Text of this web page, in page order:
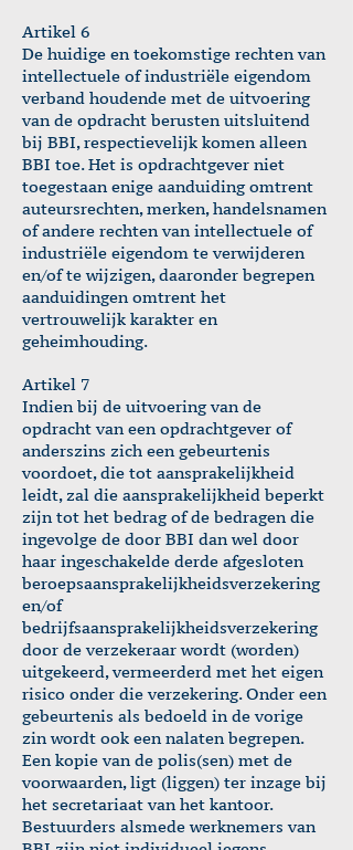
Artikel 6
De huidige en toekomstige rechten van
intellectuele of industriële eigendom
verband houdende met de uitvoering
van de opdracht berusten uitsluitend
bij BBI, respectievelijk komen alleen
BBI toe. Het is opdrachtgever niet
toegestaan enige aanduiding omtrent
auteursrechten, merken, handelsnamen
of andere rechten van intellectuele of
industriële eigendom te verwijderen
en/of te wijzigen, daaronder begrepen
aanduidingen omtrent het
vertrouwelijk karakter en
geheimhouding.
Artikel 7
Indien bij de uitvoering van de
opdracht van een opdrachtgever of
anderszins zich een gebeurtenis
voordoet, die tot aansprakelijkheid
leidt, zal die aansprakelijkheid beperkt
zijn tot het bedrag of de bedragen die
ingevolge de door BBI dan wel door
haar ingeschakelde derde afgesloten
beroepsaansprakelijkheidsverzekering
en/of
bedrijfsaansprakelijkheidsverzekering
door de verzekeraar wordt (worden)
uitgekeerd, vermeerderd met het eigen
risico onder die verzekering. Onder een
gebeurtenis als bedoeld in de vorige
zin wordt ook een nalaten begrepen.
Een kopie van de polis(sen) met de
voorwaarden, ligt (liggen) ter inzage bij
het secretariaat van het kantoor.
Bestuurders alsmede werknemers van